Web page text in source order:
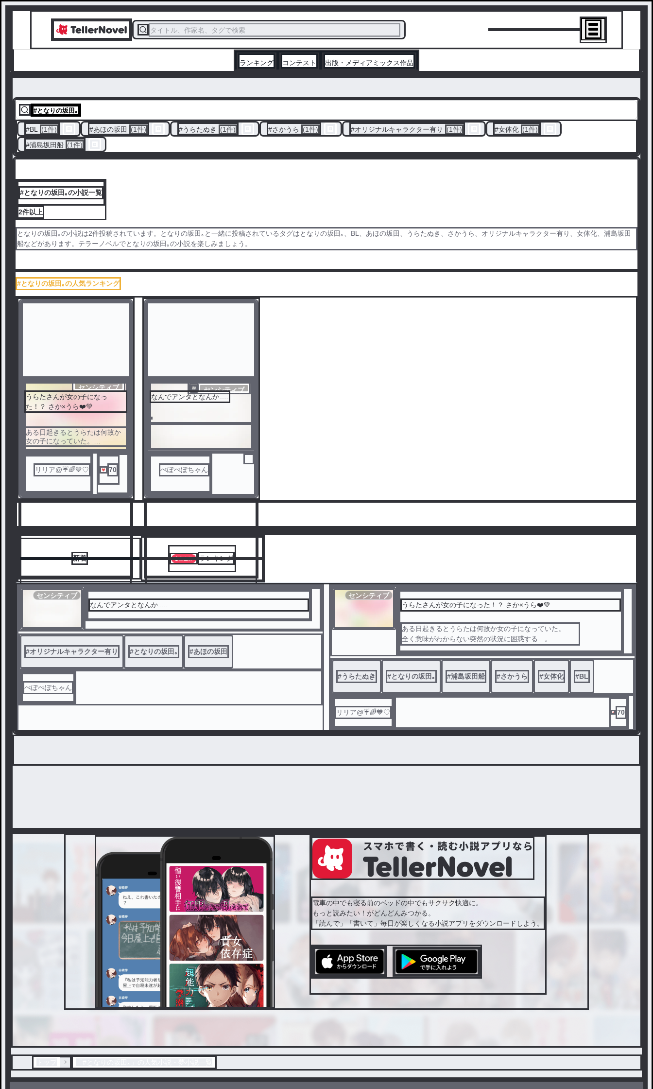
タイトル、作家名、タグで検索
ランキング コンテスト 出版・メディアミックス作品
#となりの坂田｡
#BL (1件) #あほの坂田 (1件) #うらたぬき (1件) #さかうら (1件) #オリジナルキャラクター有り (1件) #女体化 (1件)
#浦島坂田船 (1件)
#となりの坂田｡の小説一覧
2件以上
となりの坂田｡の小説は2件投稿されています。となりの坂田｡と一緒に投稿されているタグはとなりの坂田｡、BL、あほの坂田、うらたぬき、さかうら、オリジナルキャラクター有り、女体化、浦島坂田
船などがあります。テラーノベルでとなりの坂田｡の小説を楽しみましょう。
#となりの坂田｡の人気ランキング
センシティブ
うらたさんが女の子になっ
た！？ さか×うら❤️💚
ある日起きるとうらたは何故か
女の子になっていた。
全く意味がわからない突然の状
況に困惑する…。
それに今日は浦島坂田船のメン
バーであり彼氏でもある
坂田とデートする約束をしてい
た。
どうするか迷っていると何故か
坂田に女体化したことを知られ
たくないうらただったが？
(氷雨さんからリクエスト頂きま
(アイコン画像名は小説に記載。)
リリア@☔🌈💙♡ 70
1
センシティブ
なんでアンタとなんか.....
ぺぽぺぽちゃん
2
新着 ランキング
センシティブ
なんでアンタとなんか.....
#オリジナルキャラクター有り #となりの坂田｡ #あほの坂田
ぺぽぺぽちゃん
センシティブ
うらたさんが女の子になった！？ さか×うら❤️💚
ある日起きるとうらたは何故か女の子になっていた。
全く意味がわからない突然の状況に困惑する…。
それに今日は浦島坂田船のメンバーであり彼氏でもある
坂田とデートする約束をしていた。
どうするか迷っていると何故か坂田が突然うらたを
むかえにきた。
坂田に女体化したことを知られたくないうらただったが？
#うらたぬき #となりの坂田｡ #浦島坂田船 #さかうら #女体化 #BL
リリア@☔🌈💙♡ 70
電車の中でも寝る前のベッドの中でもサクサク快適に。
もっと読みたい！がどんどんみつかる。
「読んで」「書いて」毎日が楽しくなる小説アプリをダウンロードしよう。